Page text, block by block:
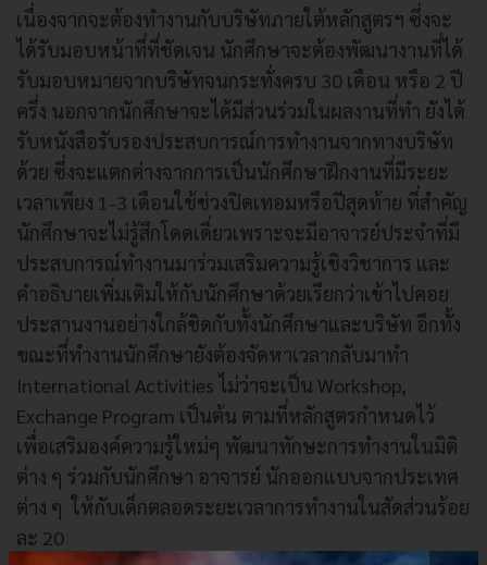
เนื่องจากจะต้องทำงานกับบริษัทภายใต้หลักสูตรฯ ซึ่งจะ
ได้รับมอบหน้าที่ที่ชัดเจน นักศึกษาจะต้องพัฒนางานที่ได้
รับมอบหมายจากบริษัทจนกระทั่งครบ 30 เดือน หรือ 2 ปี
ครึ่ง นอกจากนักศึกษาจะได้มีส่วนร่วมในผลงานที่ทำ ยังได้
รับหนังสือรับรองประสบการณ์การทำงานจากทางบริษัท
ด้วย ซึ่งจะแตกต่างจากการเป็นนักศึกษาฝึกงานที่มีระยะ
เวลาเพียง 1-3 เดือนใช้ช่วงปิดเทอมหรือปีสุดท้าย ที่สำคัญ
นักศึกษาจะไม่รู้สึกโดดเดี่ยวเพราะจะมีอาจารย์ประจำที่มี
ประสบการณ์ทำงานมาร่วมเสริมความรู้เชิงวิชาการ และ
คำอธิบายเพิ่มเติมให้กับนักศึกษาด้วยเรียกว่าเข้าไปคอย
ประสานงานอย่างใกล้ชิดกับทั้งนักศึกษาและบริษัท อีกทั้ง
ขณะที่ทำงานนักศึกษายังต้องจัดหาเวลากลับมาทำ
International Activities ไม่ว่าจะเป็น Workshop,
Exchange Program เป็นต้น ตามที่หลักสูตรกำหนดไว้
เพื่อเสริมองค์ความรู้ใหม่ๆ พัฒนาทักษะการทำงานในมิติ
ต่าง ๆ ร่วมกับนักศึกษา อาจารย์ นักออกแบบจากประเทศ
ต่าง ๆ ให้กับเด็กตลอดระยะเวลาการทำงานในสัดส่วนร้อย
ละ 20